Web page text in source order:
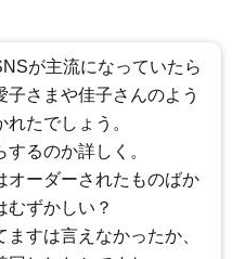
が主流になっていたら
子さまや佳子さんのよう
たでしょう。
るのか詳しく。
オーダーされたものばか
むずかしい？
すは言えなかったか、